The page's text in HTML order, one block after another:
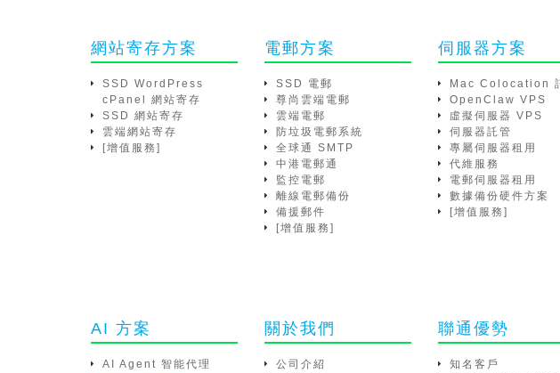
網站寄存方案
SSD WordPress
cPanel 網站寄存
SSD 網站寄存
雲端網站寄存
[增值服務]
電郵方案
SSD 電郵
尊尚雲端電郵
雲端電郵
防垃圾電郵系統
全球通 SMTP
中港電郵通
監控電郵
離線電郵備份
備援郵件
[增值服務]
伺服器方案
Mac Colocation
OpenClaw VPS
虛擬伺服器 VPS
伺服器託管
專屬伺服器租用
代維服務
電郵伺服器租用
數據備份硬件方案
[增值服務]
AI 方案
AI Agent 智能代理
關於我們
公司介紹
聯通優勢
知名客戶